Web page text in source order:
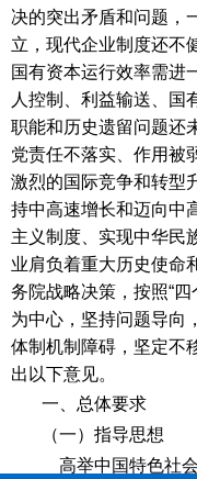
决的突出矛盾和问题，
立，现代企业制度还不
国有资本运行效率需进
人控制、利益输送、国
职能和历史遗留问题还
党责任不落实、作用被
激烈的国际竞争和转型
持中高速增长和迈向中
主义制度、实现中华民
业肩负着重大历史使命
务院战略决策，按照“
为中心，坚持问题导向
体制机制障碍，坚定不
出以下意见。
一、总体要求
（一）指导思想
高举中国特色社